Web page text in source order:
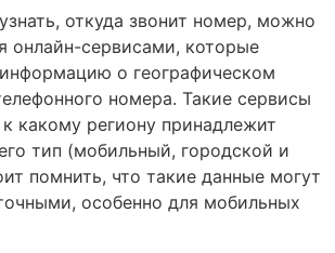
откуда звонит номер, можно
онлайн-сервисами, которые
о географическом
номера. Такие сервисы
к какому региону принадлежит
тип (мобильный, городской и
помнить, что такие данные могут
особенно для мобильных